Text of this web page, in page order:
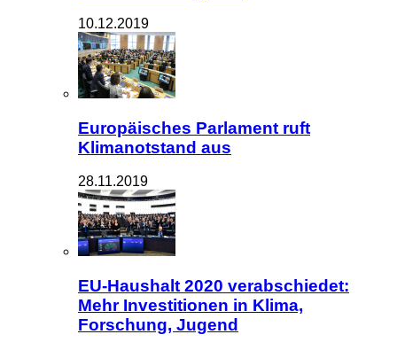
10.12.2019
Europäisches Parlament ruft
Klimanotstand aus
28.11.2019
EU-Haushalt 2020 verabschiedet:
Mehr Investitionen in Klima,
Forschung, Jugend